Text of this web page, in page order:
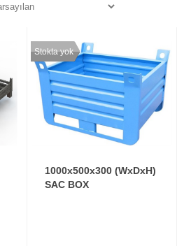
1000x500x300 (WxDxH)
SAC BOX
Stokta yok